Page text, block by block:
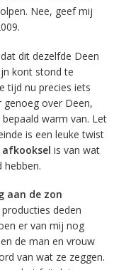
Nee, geef mij
dit dezelfde Deen
kont stond te
tijd nu precies iets
genoeg over Deen,
warm van. Let
is een leuke twist
afkooksel is van wat
hebben.
aan de zon
deden
er van mij nog
de man en vrouw
van wat ze zeggen.